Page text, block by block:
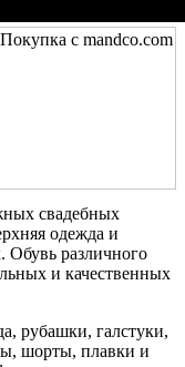
свадебных
одежда и
Обувь различного
и качественных
рубашки, галстуки,
шорты, плавки и